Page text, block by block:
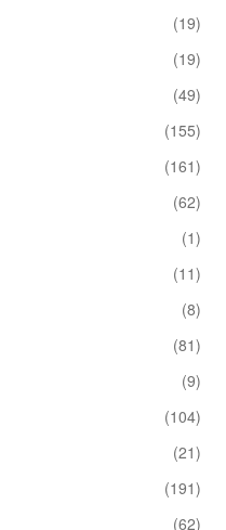
(19)
(19)
(49)
(155)
(161)
(62)
(1)
(11)
(8)
(81)
(9)
(104)
(21)
(191)
(62)